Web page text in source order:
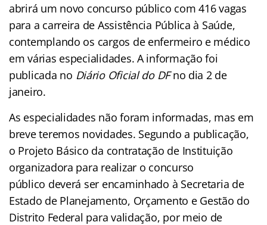
abrirá um novo concurso público com 416 vagas
para a carreira de Assistência Pública à Saúde,
contemplando os cargos de enfermeiro e médico
em várias especialidades. A informação foi
publicada no Diário Oficial do DFno dia 2 de
janeiro.
As especialidades não foram informadas, mas em
breve teremos novidades. Segundo a publicação,
o Projeto Básico da contratação de Instituição
organizadora para realizar o concurso
público deverá ser encaminhado à Secretaria de
Estado de Planejamento, Orçamento e Gestão do
Distrito Federal para validação, por meio de